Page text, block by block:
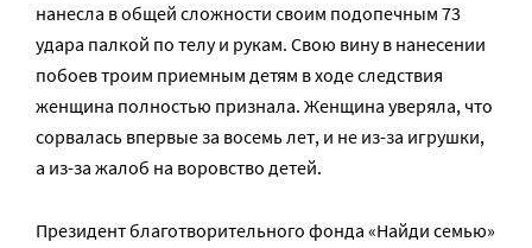
нанесла в общей сложности своим подопечным 73
удара палкой по телу и рукам. Свою вину в нанесении
побоев троим приемным детям в ходе следствия
женщина полностью признала. Женщина уверяла, что
сорвалась впервые за восемь лет, и не из-за игрушки,
а из-за жалоб на воровство детей.
Президент благотворительного фонда «Найди семью»